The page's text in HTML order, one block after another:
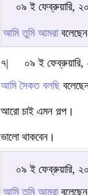
০৯ ই ফেব্রুয়ারি,
আমি তুমি আমরা
৭|
০৯ ই
আমি সৈকত বলছি
আরো চাই এমন গল্প।
ভালো থাকবেন।
০৯ ই ফেব্রুয়ারি,
আমি তুমি আমরা